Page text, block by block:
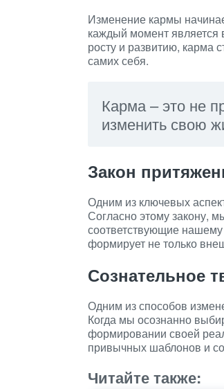
Изменение кармы
каждый момент
росту и развитию, карма
самих себя.
Карма – это не
изменить свою
Закон
Одним из ключевых
Согласно этому закону,
соответствующие
формирует не только
Сознательное
Одним из способов
Когда мы осознанно
формировании своей
привычных шаблонов и
Читайте также: